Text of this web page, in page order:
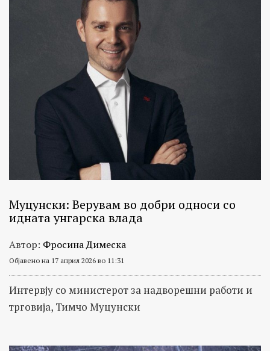
Муцунски: Верувам во добри односи со
идната унгарска влада
Автор: Фросина Димеска
Објавено на 17 април 2026 во 11:31
Интервју со министерот за надворешни работи и
трговија, Тимчо Муцунски